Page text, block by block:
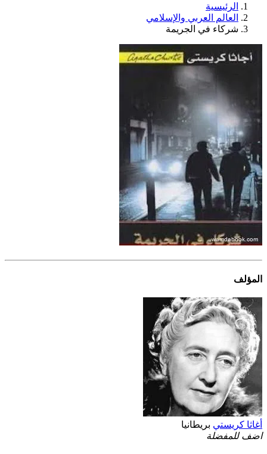
الرئيسية
العالم العربي والإسلامي
شركاء في الجريمة
المؤلف
أغاثا كريستي بريطانيا
اضف للمفضلة